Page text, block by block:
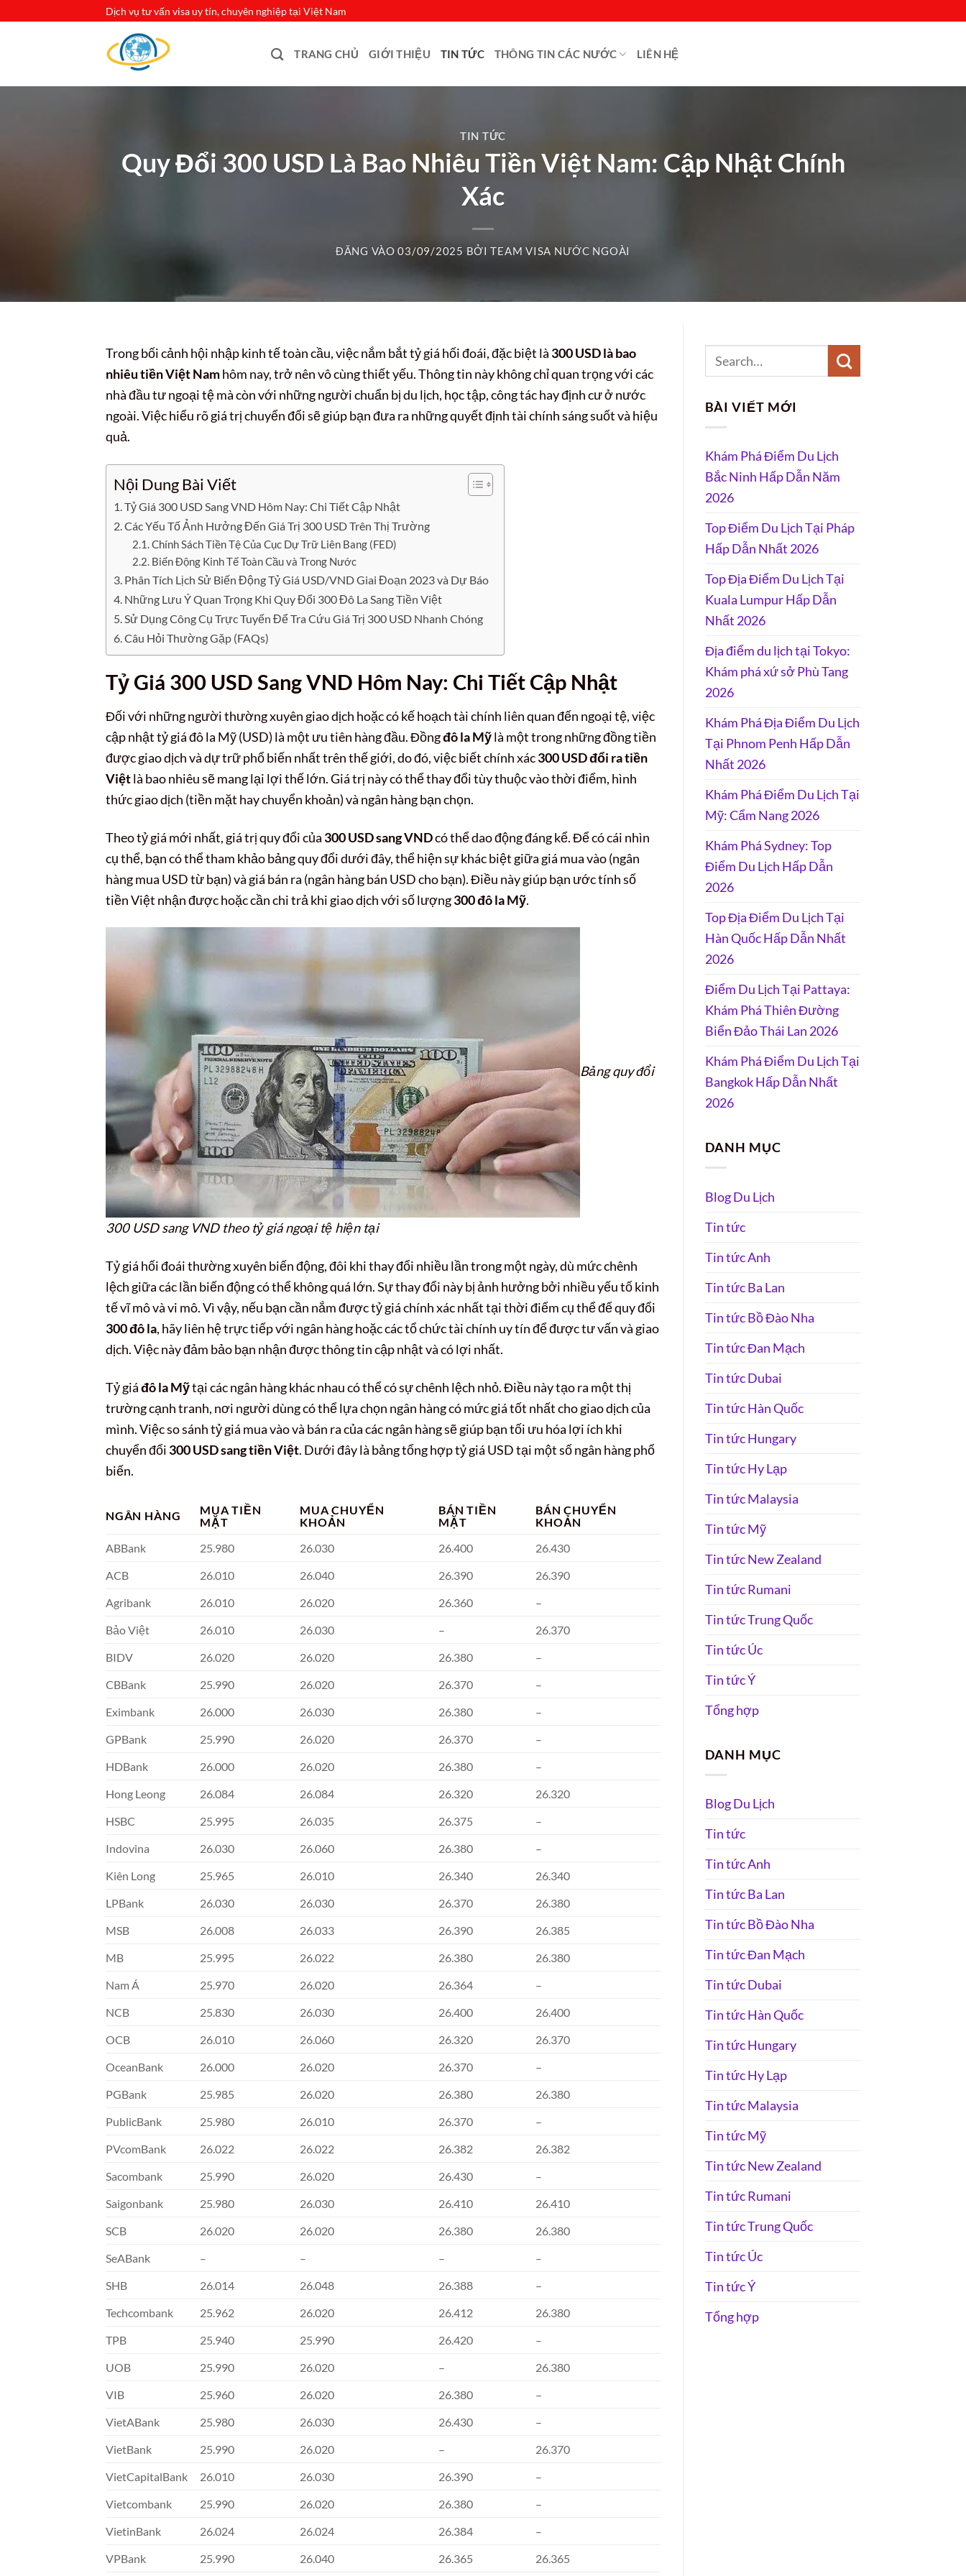
Dịch vụ tư vấn visa uy tín, chuyên nghiệp tại Việt Nam
TRANG CHỦ GIỚI THIỆU TIN TỨC THÔNG TIN CÁC NƯỚC LIÊN HỆ
TIN TỨC
Quy Đổi 300 USD Là Bao Nhiêu Tiền Việt Nam: Cập Nhật Chính
Xác
ĐĂNG VÀO03/09/2025 BỞITEAM VISA NƯỚC NGOÀI
Trong bối cảnh hội nhập kinh tế toàn cầu, việc nắm bắt tỷ giá hối đoái, đặc biệt là 300 USD là bao
nhiêu tiền Việt Namhôm nay, trở nên vô cùng thiết yếu. Thông tin này không chỉ quan trọng với các
nhà đầu tư ngoại tệ mà còn với những người chuẩn bị du lịch, học tập, công tác hay định cư ở nước
ngoài. Việc hiểu rõ giá trị chuyển đổi sẽ giúp bạn đưa ra những quyết định tài chính sáng suốt và hiệu
quả.
Nội Dung Bài Viết
Tỷ Giá 300 USD Sang VND Hôm Nay: Chi Tiết Cập Nhật
Các Yếu Tố Ảnh Hưởng Đến Giá Trị 300 USD Trên Thị Trường
Chính Sách Tiền Tệ Của Cục Dự Trữ Liên Bang (FED)
Biến Động Kinh Tế Toàn Cầu và Trong Nước
Phân Tích Lịch Sử Biến Động Tỷ Giá USD/VND Giai Đoạn 2023 và Dự Báo
Những Lưu Ý Quan Trọng Khi Quy Đổi 300 Đô La Sang Tiền Việt
Sử Dụng Công Cụ Trực Tuyến Để Tra Cứu Giá Trị 300 USD Nhanh Chóng
Câu Hỏi Thường Gặp (FAQs)
Tỷ Giá 300 USD Sang VND Hôm Nay: Chi Tiết Cập Nhật
Đối với những người thường xuyên giao dịch hoặc có kế hoạch tài chính liên quan đến ngoại tệ, việc
cập nhật tỷ giá đô la Mỹ (USD) là một ưu tiên hàng đầu. Đồngđô la Mỹlà một trong những đồng tiền
được giao dịch và dự trữ phổ biến nhất trên thế giới, do đó, việc biết chính xác300 USD đổi ra tiền
Việtlà bao nhiêu sẽ mang lại lợi thế lớn. Giá trị này có thể thay đổi tùy thuộc vào thời điểm, hình
thức giao dịch (tiền mặt hay chuyển khoản) và ngân hàng bạn chọn.
Theo tỷ giá mới nhất, giá trị quy đổi của 300 USD sang VNDcó thể dao động đáng kể. Để có cái nhìn
cụ thể, bạn có thể tham khảo bảng quy đổi dưới đây, thể hiện sự khác biệt giữa giá mua vào (ngân
hàng mua USD từ bạn) và giá bán ra (ngân hàng bán USD cho bạn). Điều này giúp bạn ước tính số
tiền Việt nhận được hoặc cần chi trả khi giao dịch với số lượng300 đô la Mỹ.
Bảng quy đổi
300 USD sang VND theo tỷ giá ngoại tệ hiện tại
Tỷ giá hối đoái thường xuyên biến động, đôi khi thay đổi nhiều lần trong một ngày, dù mức chênh
lệch giữa các lần biến động có thể không quá lớn. Sự thay đổi này bị ảnh hưởng bởi nhiều yếu tố kinh
tế vĩ mô và vi mô. Vì vậy, nếu bạn cần nắm được tỷ giá chính xác nhất tại thời điểm cụ thể để quy đổi
300 đô la, hãy liên hệ trực tiếp với ngân hàng hoặc các tổ chức tài chính uy tín để được tư vấn và giao
dịch. Việc này đảm bảo bạn nhận được thông tin cập nhật và có lợi nhất.
Tỷ giáđô la Mỹtại các ngân hàng khác nhau có thể có sự chênh lệch nhỏ. Điều này tạo ra một thị
trường cạnh tranh, nơi người dùng có thể lựa chọn ngân hàng có mức giá tốt nhất cho giao dịch của
mình. Việc so sánh tỷ giá mua vào và bán ra của các ngân hàng sẽ giúp bạn tối ưu hóa lợi ích khi
chuyển đổi 300 USD sang tiền Việt. Dưới đây là bảng tổng hợp tỷ giá USD tại một số ngân hàng phổ
biến.
NGÂN HÀNG
MUA TIỀN
MẶT
MUA CHUYỂN
KHOẢN
BÁN TIỀN
MẶT
BÁN CHUYỂN
KHOẢN
ABBank
25.980 26.030 26.400
26.430
ACB
26.010 26.040 26.390
26.390
Agribank
26.010 26.020 26.360
–
Bảo Việt
26.010 26.030 –
26.370
BIDV
26.020 26.020 26.380
–
CBBank
25.990 26.020 26.370
–
Eximbank
26.000 26.030 26.380
–
GPBank
25.990 26.020 26.370
–
HDBank
26.000 26.020 26.380
–
Hong Leong
26.084 26.084 26.320
26.320
HSBC
25.995 26.035 26.375
–
Indovina
26.030 26.060 26.380
–
Kiên Long
25.965 26.010 26.340
26.340
LPBank
26.030 26.030 26.370
26.380
MSB
26.008 26.033 26.390
26.385
MB
25.995 26.022 26.380
26.380
Nam Á
25.970 26.020 26.364
–
NCB
25.830 26.030 26.400
26.400
OCB
26.010 26.060 26.320
26.370
OceanBank
26.000 26.020 26.370
–
PGBank
25.985 26.020 26.380
26.380
PublicBank
25.980 26.010 26.370
–
PVcomBank
26.022 26.022 26.382
26.382
Sacombank
25.990 26.020 26.430
–
Saigonbank
25.980 26.030 26.410
26.410
SCB
26.020 26.020 26.380
26.380
SeABank
– – –
–
SHB
26.014 26.048 26.388
–
Techcombank
25.962 26.020 26.412
26.380
TPB
25.940 25.990 26.420
–
UOB
25.990 26.020 –
26.380
VIB
25.960 26.020 26.380
–
VietABank
25.980 26.030 26.430
–
VietBank
25.990 26.020 –
26.370
VietCapitalBank
26.010 26.030 26.390
–
Vietcombank
25.990 26.020 26.380
–
VietinBank
26.024 26.024 26.384
–
VPBank
25.990 26.040 26.365 26.365
BÀI VIẾT MỚI
Khám Phá Điểm Du Lịch
Bắc Ninh Hấp Dẫn Năm
2026
Top Điểm Du Lịch Tại Pháp
Hấp Dẫn Nhất 2026
Top Địa Điểm Du Lịch Tại
Kuala Lumpur Hấp Dẫn
Nhất 2026
Địa điểm du lịch tại Tokyo:
Khám phá xứ sở Phù Tang
2026
Khám Phá Địa Điểm Du Lịch
Tại Phnom Penh Hấp Dẫn
Nhất 2026
Khám Phá Điểm Du Lịch Tại
Mỹ: Cẩm Nang 2026
Khám Phá Sydney: Top
Điểm Du Lịch Hấp Dẫn
2026
Top Địa Điểm Du Lịch Tại
Hàn Quốc Hấp Dẫn Nhất
2026
Điểm Du Lịch Tại Pattaya:
Khám Phá Thiên Đường
Biển Đảo Thái Lan 2026
Khám Phá Điểm Du Lịch Tại
Bangkok Hấp Dẫn Nhất
2026
DANH MỤC
Blog Du Lịch
Tin tức
Tin tức Anh
Tin tức Ba Lan
Tin tức Bồ Đào Nha
Tin tức Đan Mạch
Tin tức Dubai
Tin tức Hàn Quốc
Tin tức Hungary
Tin tức Hy Lạp
Tin tức Malaysia
Tin tức Mỹ
Tin tức New Zealand
Tin tức Rumani
Tin tức Trung Quốc
Tin tức Úc
Tin tức Ý
Tổng hợp
DANH MỤC
Blog Du Lịch
Tin tức
Tin tức Anh
Tin tức Ba Lan
Tin tức Bồ Đào Nha
Tin tức Đan Mạch
Tin tức Dubai
Tin tức Hàn Quốc
Tin tức Hungary
Tin tức Hy Lạp
Tin tức Malaysia
Tin tức Mỹ
Tin tức New Zealand
Tin tức Rumani
Tin tức Trung Quốc
Tin tức Úc
Tin tức Ý
Tổng hợp